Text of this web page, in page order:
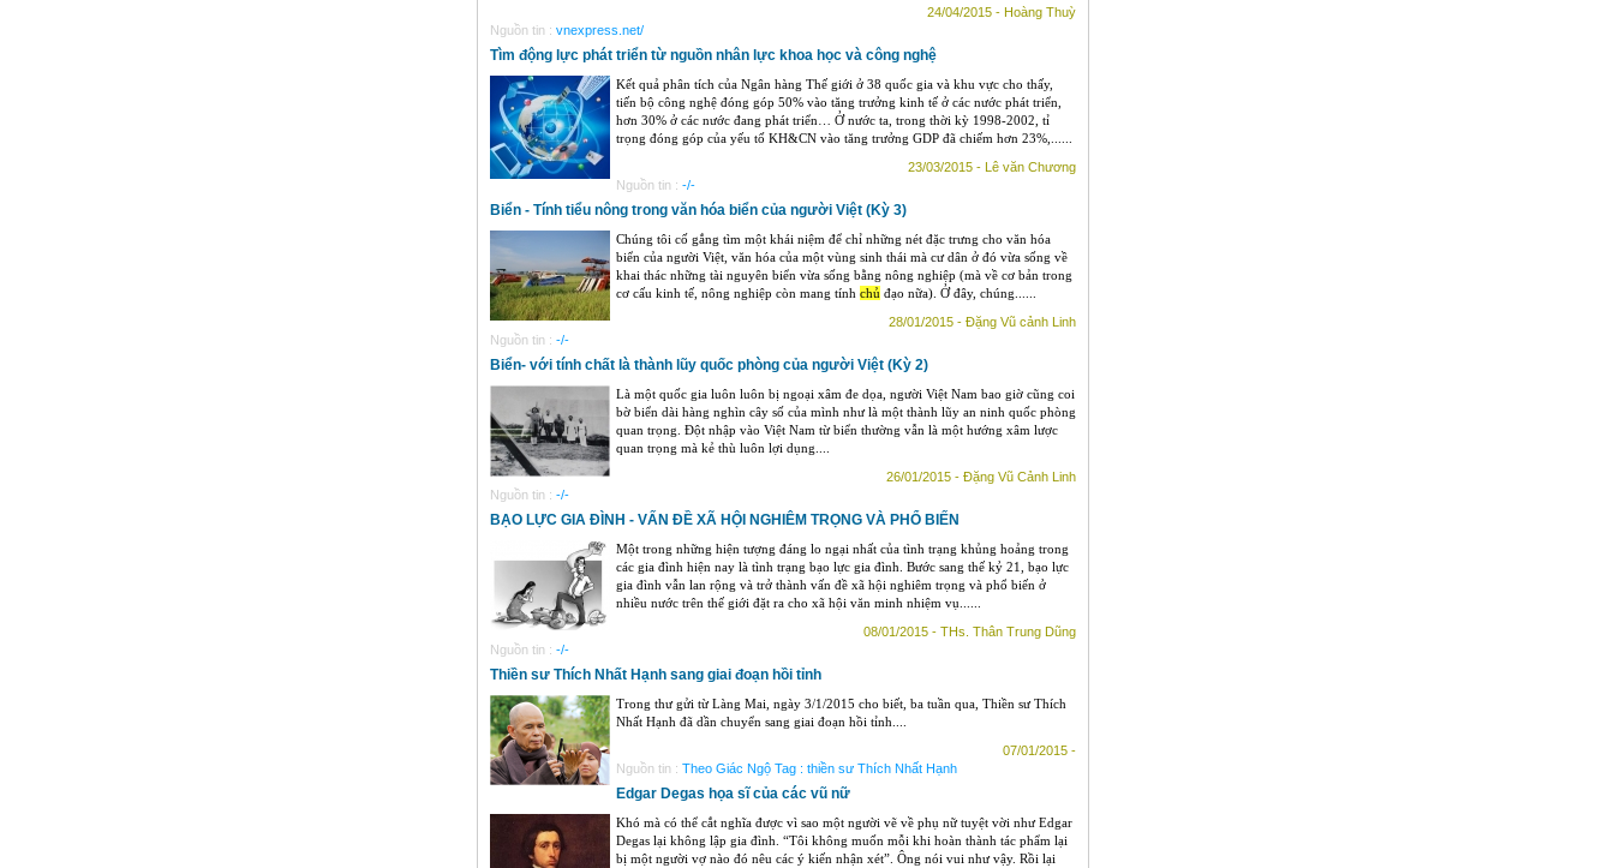
24/04/2015 - Hoàng Thuỳ
Nguồn tin : vnexpress.net/
Tìm động lực phát triển từ nguồn nhân lực khoa học và công nghệ
Kết quả phân tích của Ngân hàng Thế giới ở 38 quốc gia và khu vực cho thấy,
tiến bộ công nghệ đóng góp 50% vào tăng trưởng kinh tế ở các nước phát triển,
hơn 30% ở các nước đang phát triển… Ở nước ta, trong thời kỳ 1998-2002, tỉ
trọng đóng góp của yếu tố KH&CN vào tăng trưởng GDP đã chiếm hơn 23%,......
23/03/2015 - Lê văn Chương
Nguồn tin : -/-
Biển - Tính tiểu nông trong văn hóa biển của người Việt (Kỳ 3)
Chúng tôi cố gắng tìm một khái niệm để chỉ những nét đặc trưng cho văn hóa
biển của người Việt, văn hóa của một vùng sinh thái mà cư dân ở đó vừa sống về
khai thác những tài nguyên biển vừa sống bằng nông nghiệp (mà về cơ bản trong
cơ cấu kinh tế, nông nghiệp còn mang tính chủ đạo nữa). Ở đây, chúng......
28/01/2015 - Đặng Vũ cảnh Linh
Nguồn tin : -/-
Biển- với tính chất là thành lũy quốc phòng của người Việt (Kỳ 2)
Là một quốc gia luôn luôn bị ngoại xâm đe dọa, người Việt Nam bao giờ cũng coi
bờ biển dài hàng nghìn cây số của mình như là một thành lũy an ninh quốc phòng
quan trọng. Đột nhập vào Việt Nam từ biển thường vẫn là một hướng xâm lược
quan trọng mà kẻ thù luôn lợi dụng....
26/01/2015 - Đặng Vũ Cảnh Linh
Nguồn tin : -/-
BẠO LỰC GIA ĐÌNH - VẤN ĐỀ XÃ HỘI NGHIÊM TRỌNG VÀ PHỔ BIẾN
Một trong những hiện tượng đáng lo ngại nhất của tình trạng khủng hoảng trong
các gia đình hiện nay là tình trạng bạo lực gia đình. Bước sang thế kỷ 21, bạo lực
gia đình vẫn lan rộng và trở thành vấn đề xã hội nghiêm trọng và phổ biến ở
nhiều nước trên thế giới đặt ra cho xã hội văn minh nhiệm vụ......
08/01/2015 - THs. Thân Trung Dũng
Nguồn tin : -/-
Thiền sư Thích Nhất Hạnh sang giai đoạn hồi tỉnh
Trong thư gửi từ Làng Mai, ngày 3/1/2015 cho biết, ba tuần qua, Thiền sư Thích
Nhất Hạnh đã dần chuyển sang giai đoạn hồi tỉnh....
07/01/2015 -
Nguồn tin : Theo Giác Ngộ Tag : thiền sư Thích Nhất Hạnh
Edgar Degas họa sĩ của các vũ nữ
Khó mà có thể cắt nghĩa được vì sao một người vẽ về phụ nữ tuyệt vời như Edgar
Degas lại không lập gia đình. “Tôi không muốn mỗi khi hoàn thành tác phẩm lại
bị một người vợ nào đó nêu các ý kiến nhận xét”. Ông nói vui như vậy. Rồi lại